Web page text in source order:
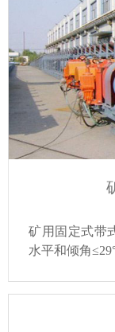
矿用固定式带
水平和倾角